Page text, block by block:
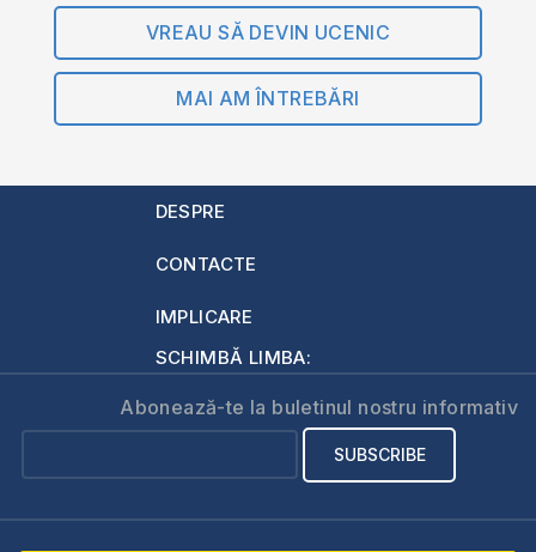
VREAU SĂ DEVIN UCENIC
MAI AM ÎNTREBĂRI
DESPRE
CONTACTE
IMPLICARE
SCHIMBĂ LIMBA:
Abonează-te la buletinul nostru informativ